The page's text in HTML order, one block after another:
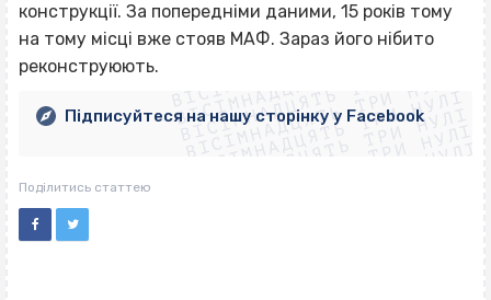
конструкції. За попередніми даними, 15 років тому
на тому місці вже стояв МАФ. Зараз його нібито
реконструюють. ВІСІМНАДЦЯТЬ ТРИ НУЛІ
ВІСІМНАДЦЯТЬ ТРИ НУЛІ
ВІСІМНАДЦЯТЬ ТРИ НУЛІ
ВІСІМНАДЦЯТЬ ТРИ НУЛІ
ВІСІМНАДЦЯТЬ ТРИ НУЛІ
ВІСІМНАДЦЯТЬ ТРИ НУЛІ
ВІСІМНАДЦЯТЬ ТРИ НУЛІ
ВІСІМНАДЦЯТЬ ТРИ НУЛІ
Підписуйтеся на нашу сторінку у Facebook
Поділитись статтею